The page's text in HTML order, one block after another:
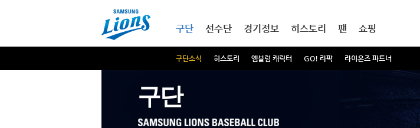
구단
구단소식 히스토리 엠블럼 캐릭터 GO! 라팍 라이온즈 파트너
선수단 경기정보 히스토리 팬 쇼핑
구단